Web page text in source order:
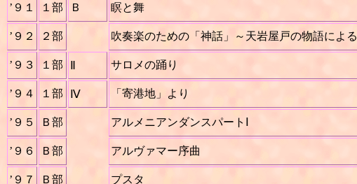
’９１ １部 Ｂ 瞑と舞
’９２ ２部 吹奏楽のための「神話」～天岩屋戸の物語による
’９３ １部 サロメの踊り
’９４ １部 Ⅳ 「寄港地」より
’９５ Ｂ部 アルメニアンダンスパートⅠ
’９６ Ｂ部 アルヴァマー序曲
’９７ Ｂ部 プスタ